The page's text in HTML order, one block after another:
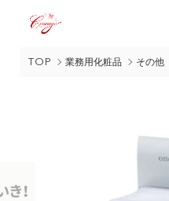
TOP 業務用化粧品 その他